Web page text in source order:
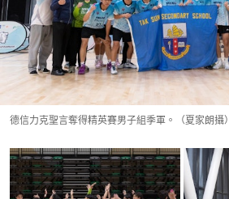
德信力克聖言奪得精英賽男子組季軍。（夏家朗攝）